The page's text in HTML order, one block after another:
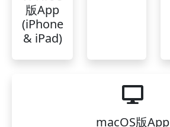
版App
(iPhone
& iPad)
macOS版App